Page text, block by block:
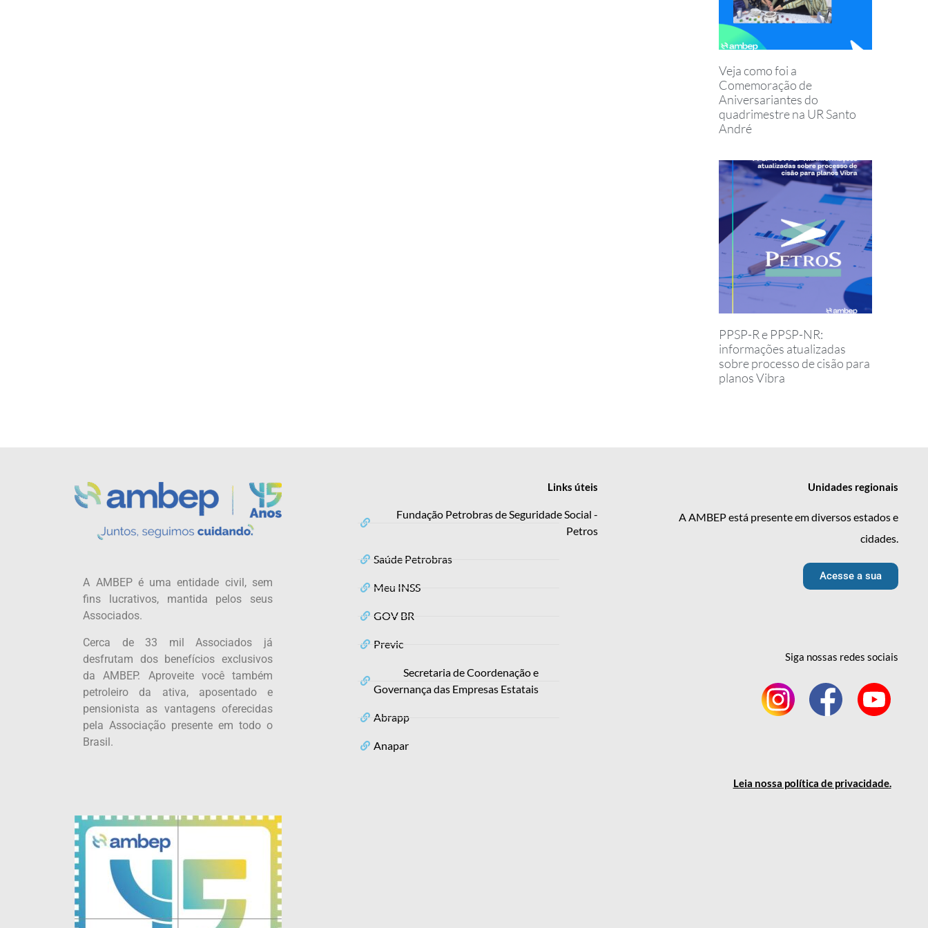
Veja como foi a
Comemoração de
Aniversariantes do
quadrimestre na UR Santo
André
PPSP-R e PPSP-NR:
informações atualizadas
sobre processo de cisão para
planos Vibra
A AMBEP é uma entidade civil, sem
fins lucrativos, mantida pelos seus
Associados.
Cerca de 33 mil Associados já
desfrutam dos benefícios exclusivos
da AMBEP. Aproveite você também
petroleiro da ativa, aposentado e
pensionista as vantagens oferecidas
pela Associação presente em todo o
Brasil.
Links úteis
Fundação Petrobras de Seguridade Social -
Petros
Saúde Petrobras
Meu INSS
GOV BR
Previc
Secretaria de Coordenação e
Governança das Empresas Estatais
Abrapp
Anapar
Unidades regionais
A AMBEP está presente em diversos estados e
cidades.
Acesse a sua
Siga nossas redes sociais
Leia nossa política de privacidade.